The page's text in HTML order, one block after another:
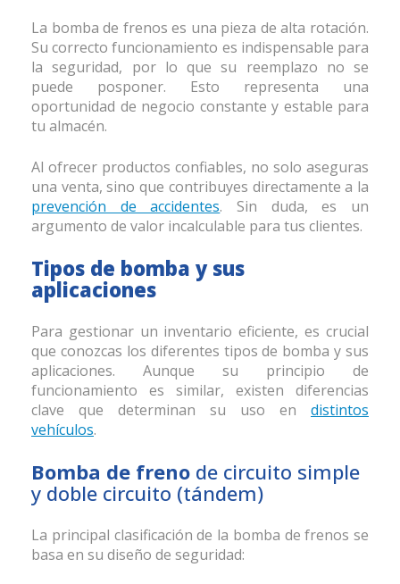
La bomba de frenos es una pieza de alta rotación.
Su correcto funcionamiento es indispensable para
la seguridad, por lo que su reemplazo no se
puede posponer. Esto representa una
oportunidad de negocio constante y estable para
tu almacén.
Al ofrecer productos confiables, no solo aseguras
una venta, sino que contribuyes directamente a la
prevención de accidentes. Sin duda, es un
argumento de valor incalculable para tus clientes.
Tipos de bomba y sus
aplicaciones
Para gestionar un inventario eficiente, es crucial
que conozcas los diferentes tipos de bomba y sus
aplicaciones. Aunque su principio de
funcionamiento es similar, existen diferencias
clave que determinan su uso en distintos
vehículos.
Bomba de freno de circuito simple
y doble circuito (tándem)
La principal clasificación de la bomba de frenos se
basa en su diseño de seguridad: